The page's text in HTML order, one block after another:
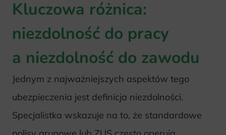
Kluczowa różnica:
niezdolność do pracy
a niezdolność do zawodu
Jednym z najważniejszych aspektów tego
ubezpieczenia jest definicja niezdolności.
Specjalistka wskazuje na to, że standardowe